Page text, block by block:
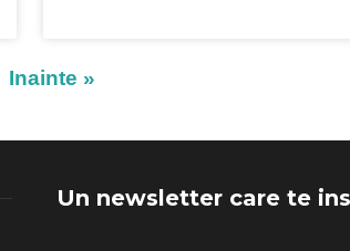
Inainte »
Un newsletter care te